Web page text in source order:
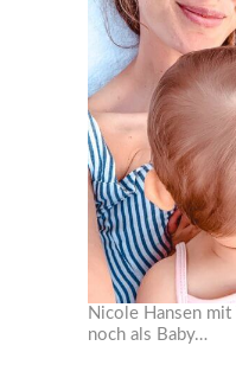
Nicole Hansen
noch als Baby…